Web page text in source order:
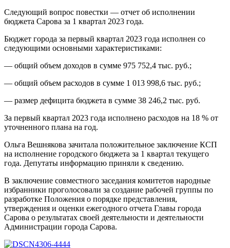
Следующий вопрос повестки — отчет об исполнении
бюджета Сарова за 1 квартал 2023 года.
Бюджет города за первый квартал 2023 года исполнен со
следующими основными характеристиками:
— общий объем доходов в сумме 975 752,4 тыс. руб.;
— общий объем расходов в сумме 1 013 998,6 тыс. руб.;
— размер дефицита бюджета в сумме 38 246,2 тыс. руб.
За первый квартал 2023 года исполнено расходов на 18 % от
уточненного плана на год.
Ольга Вешнякова зачитала положительное заключение КСП
на исполнение городского бюджета за 1 квартал текущего
года. Депутаты информацию приняли к сведению.
В заключение совместного заседания комитетов народные
избранники проголосовали за создание рабочей группы по
разработке Положения о порядке представления,
утверждения и оценки ежегодного отчета Главы города
Сарова о результатах своей деятельности и деятельности
Администрации города Сарова.